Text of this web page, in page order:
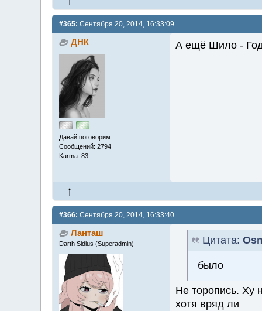
#365: Сентября 20, 2014, 16:33:09
ДНК
Давай поговорим
Сообщений: 2794
Karma: 83
А ещё Шило -
#366: Сентября 20, 2014, 16:33:40
Ланташ
Darth Sidius (Superadmin) Цитата:
было
Не торопись. Ху
хотя вряд ли